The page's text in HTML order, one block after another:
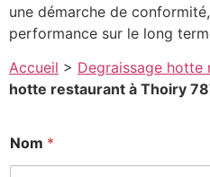
une démarche de
performance sur le long
Accueil > Degraissage hotte
hotte restaurant à Thoiry
Nom *